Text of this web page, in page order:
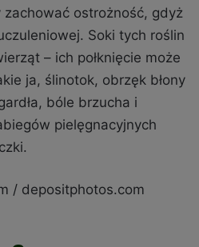
zachować ostrożność, gdyż
Soki tych roślin
– ich połknięcie może
ja, ślinotok, obrzęk błony
bóle brzucha i
pielęgnacyjnych
/ depositphotos.com